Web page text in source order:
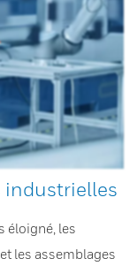
industrielles
éloigné, les
les assemblages